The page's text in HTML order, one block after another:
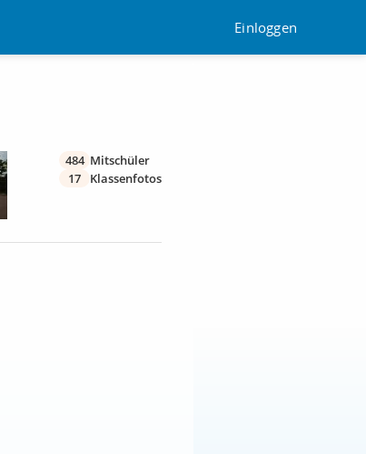
Einloggen
484 Mitschüler
17
Klassenfotos